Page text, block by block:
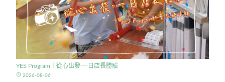
YES Program｜從心出發·一日店長體驗
access_time 2026-08-06